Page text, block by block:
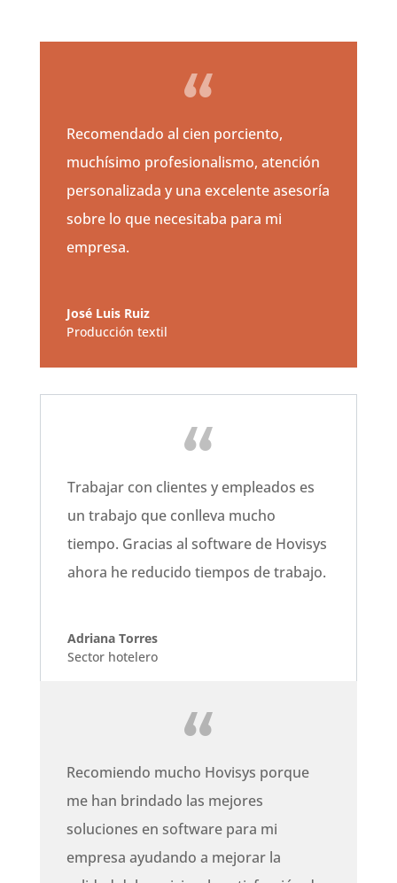
Recomendado al cien porciento,
muchísimo profesionalismo, atención
personalizada y una excelente asesoría
sobre lo que necesitaba para mi
empresa.
José Luis Ruiz
Producción textil
Trabajar con clientes y empleados es
un trabajo que conlleva mucho
tiempo. Gracias al software de Hovisys
ahora he reducido tiempos de trabajo.
Adriana Torres
Sector hotelero
Recomiendo mucho Hovisys porque
me han brindado las mejores
soluciones en software para mi
empresa ayudando a mejorar la